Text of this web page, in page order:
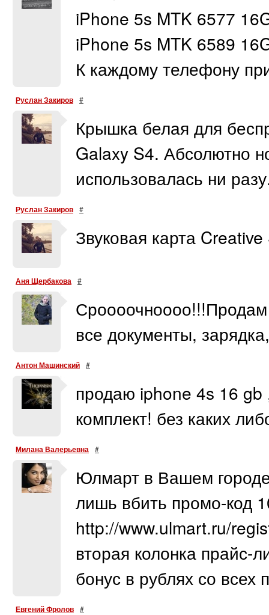
iPhone 5s MTK 6577
iPhone 5s MTK 6589
К каждому телефону
Руслан Закиров #
Крышка белая для
Galaxy S4. Абсолютно
использовалась ни
Руслан Закиров #
Звуковая карта
Аня Щербакова #
все документы,
Антон Машинский #
продаю iphone 4s 16 gb
комплект! без каких
Милана Валерьевна #
Юлмарт в Вашем
лишь вбить промо-код
http://www.ulmart.ru/
вторая колонка прайс-
бонус в рублях со всех
Евгений Фролов #